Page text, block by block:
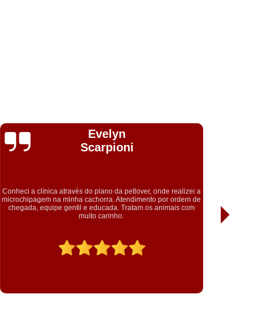
Vanessa
Delfino
Essa equipe é nota 1000! Sem palavras para descrever, o
quanto estou satisfeita de está com vcs. Em especial a doutora
Pâmela, que mostra o verdadeiro amor pelos animais.